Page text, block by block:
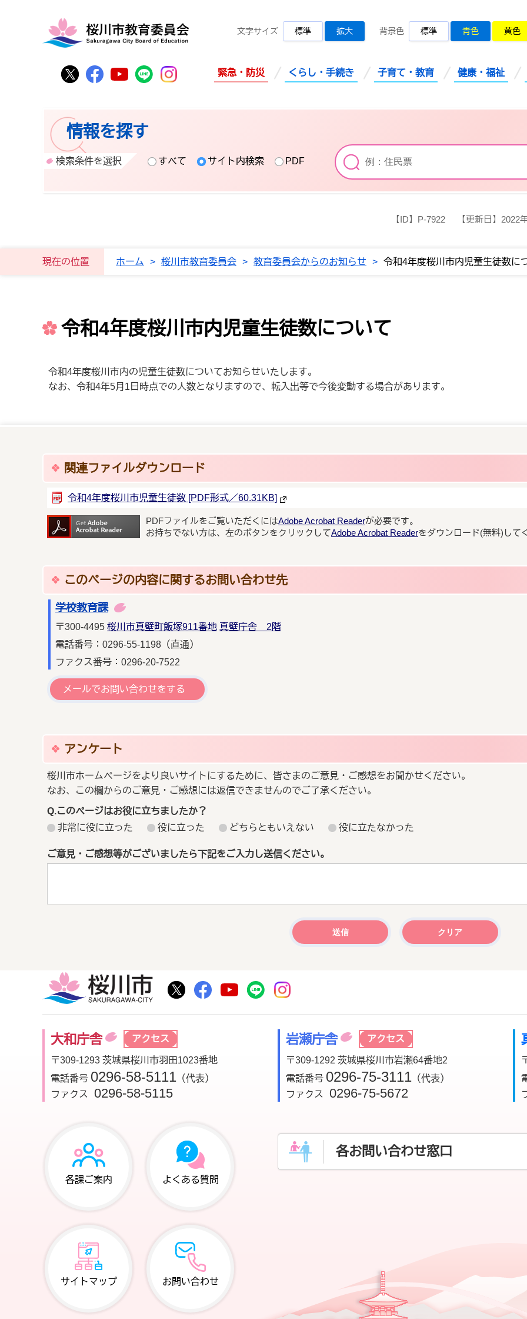
桜川市公式Twitter
桜川市公式Facebook
桜川市公式YouTube
桜川市公式LINE
Instagram
文字サイズ 標準 拡大 背景色 標準 青色 黄色
緊急・防災 くらし・手続き 子育て・教育 健康・福祉
情報を探す
検索条件を選択 すべて サイト内検索 PDF
【ID】 P-7922 【更新日】 2022
現在の位置 ホーム > 桜川市教育委員会 > 教育委員会からのお知らせ > 令和4年度桜川市内児童生徒数に
令和4年度桜川市内児童生徒数について
令和4年度桜川市内の児童生徒数についてお知らせいたします。
なお、令和4年5月1日時点での人数となりますので、転入出等で今後変動する場合があります。
関連ファイルダウンロード
令和4年度桜川市児童生徒数 [PDF形式／60.31KB]
PDFファイルをご覧いただくにはAdobe Acrobat Readerが必要です。
お持ちでない方は、左のボタンをクリックしてAdobe Acrobat Readerをダウンロード(無料)して
このページの内容に関するお問い合わせ先
学校教育課
〒300-4495 桜川市真壁町飯塚911番地 真壁庁舎 2階
電話番号：0296-55-1198（直通）
ファクス番号：0296-20-7522
メールでお問い合わせをする
アンケート
桜川市ホームページをより良いサイトにするために、皆さまのご意見・ご感想をお聞かせください。
なお、この欄からのご意見・ご感想には返信できませんのでご了承ください。
Q.このページはお役に立ちましたか？
非常に役に立った
役に立った どちらともいえない 役に立たなかった
ご意見・ご感想等がございましたら下記をご入力し送信ください。
桜川市公式Twitter
桜川市公式Facebook
桜川市公式YouTube
桜川市公式LINE
大和庁舎 アクセス
〒309-1293 茨城県桜川市羽田1023番地
電話番号 0296-58-5111 （代表）
ファクス
0296-58-5115
岩瀬庁舎 アクセス
〒309-1292 茨城県桜川市岩瀬64番地2
電話番号 0296-75-3111 （代表）
ファクス
0296-75-5672
各課ご案内 よくある質問
サイトマップ お問い合わせ
各お問い合わせ窓口